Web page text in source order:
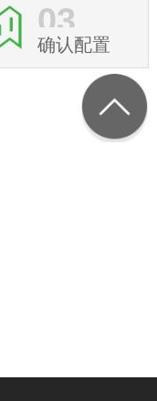
03
确认配置